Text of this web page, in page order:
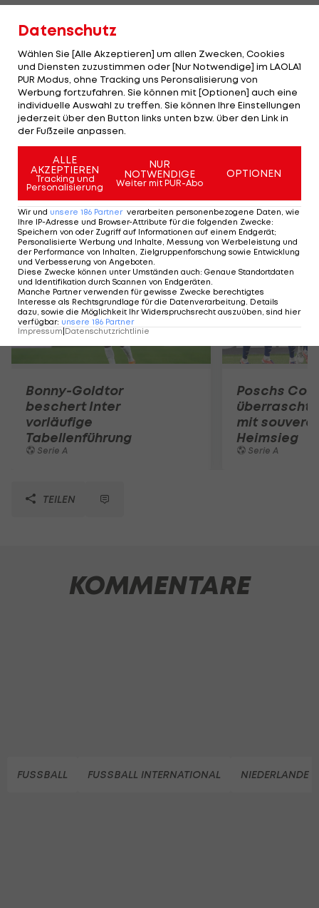
Der Linksaußen, der im März für die
Amsterdam noch bis 2019 Vertrag, will diesen aber
nicht erfüllen.
Ein erstes Angebot der Römer über 15 Millionen
Euro soll noch abgelehnt worden sein, Ajax
verlangt 20 Millionen. Kluivert und die "Giallorossi"
sollen sich bereits einig sein.
Mehr zum Thema
Bonny-Goldtor
beschert Inter
vorläufige
Tabellenführung
Serie A
Poschs
überrascht
mit
Heimsieg
Serie A
TEILEN
KOMMENTARE
FUSSBALL FUSSBALL INTERNATIONAL NIEDERLANDE
Datenschutz
Wählen Sie [Alle Akzeptieren] um allen Zwecken, Cookies
und Diensten zuzustimmen oder [Nur Notwendige] im LAOLA1
PUR Modus, ohne Tracking uns Peronsalisierung von
Werbung fortzufahren. Sie können mit [Optionen] auch eine
individuelle Auswahl zu treffen. Sie können Ihre Einstellungen
jederzeit über den Button links unten bzw. über den Link in
der Fußzeile anpassen.
ALLE
AKZEPTIEREN
Tracking und
Personalisierung
NUR
NOTWENDIGE
Weiter mit PUR-Abo
OPTIONEN
Wir und unsere 186 Partner verarbeiten personenbezogene Daten, wie
Ihre IP-Adresse und Browser-Attribute für die folgenden Zwecke:
Speichern von oder Zugriff auf Informationen auf einem Endgerät;
Personalisierte Werbung und Inhalte, Messung von Werbeleistung und
der Performance von Inhalten, Zielgruppenforschung sowie Entwicklung
und Verbesserung von Angeboten.
Diese Zwecke können unter Umständen auch: Genaue Standortdaten
und Identifikation durch Scannen von Endgeräten.
Manche Partner verwenden für gewisse Zwecke berechtigtes
Interesse als Rechtsgrundlage für die Datenverarbeitung. Details
dazu, sowie die Möglichkeit Ihr Widerspruchsrecht auszuüben, sind hier
verfügbar: unsere 186 Partner
Impressum Datenschutzrichtlinie